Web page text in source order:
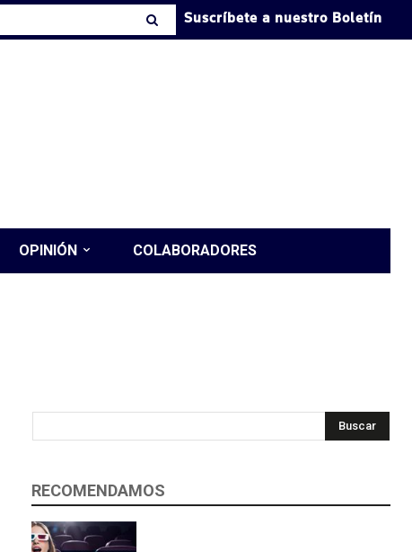
Suscríbete a nuestro Boletín
OPINIÓN COLABORADORES
Buscar
RECOMENDAMOS